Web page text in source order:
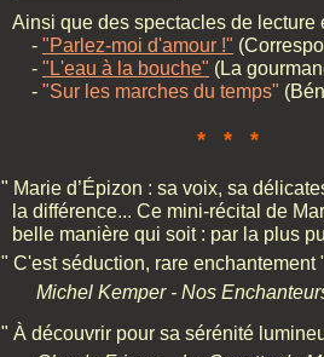
Ainsi que des spectacles de lecture
- "Parlez-moi d'amour !"
- "L'eau à la bouche" (La
- "Sur les marches du temps"
* * *
" Marie d’Épizon : sa voix, sa
la différence... Ce mini-récital de
belle manière qui soit : par la plus
" C'est séduction, rare enchantement
Michel Kemper - Nos
" À découvrir pour sa sérénité